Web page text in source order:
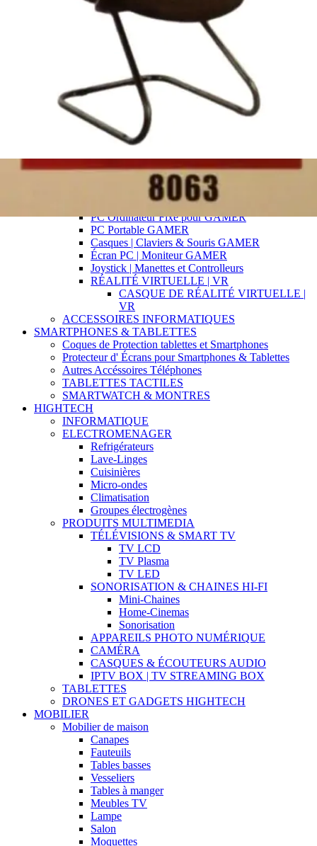
SCOLAIRES
CONNECTIQUE | ADAPTATEURS
|CONNECTEURS
Suite Bureautique
Systèmes d' Exploitation OS
Antivirus
VIDÉOPROJECTEURS
RÉSEAUX & INTERNET
STARLINK | ÉQUIPEMENTS &
ACCÉSSOIRES
Routeurs
Clés WIFI & Répétiteurs de Signal
GAMING | L' UNIVERS DU JEU VIDÉO
Consoles et jeux Vidéos
PC Ordinateur Fixe pour GAMER
PC Portable GAMER
Casques | Claviers & Souris GAMER
Écran PC | Moniteur GAMER
Joystick | Manettes et Controlleurs
RÉALITÉ VIRTUELLE | VR
CASQUE DE RÉALITÉ VIRTUELLE |
VR
ACCESSOIRES INFORMATIQUES
SMARTPHONES & TABLETTES
Coques de Protection tablettes et Smartphones
Protecteur d' Écrans pour Smartphones & Tablettes
Autres Accéssoires Téléphones
TABLETTES TACTILES
SMARTWATCH & MONTRES
HIGHTECH
INFORMATIQUE
ELECTROMENAGER
Refrigérateurs
Lave-Linges
Cuisinières
Micro-ondes
Climatisation
Groupes électrogènes
PRODUITS MULTIMEDIA
TÉLÉVISIONS & SMART TV
TV LCD
TV Plasma
TV LED
SONORISATION & CHAINES HI-FI
Mini-Chaines
Home-Cinemas
Sonorisation
APPAREILS PHOTO NUMÉRIQUE
CAMÉRA
CASQUES & ÉCOUTEURS AUDIO
IPTV BOX | TV STREAMING BOX
TABLETTES
DRONES ET GADGETS HIGHTECH
MOBILIER
Mobilier de maison
Canapes
Fauteuils
Tables basses
Vesseliers
Tables à manger
Meubles TV
Lampe
Salon
Moquettes